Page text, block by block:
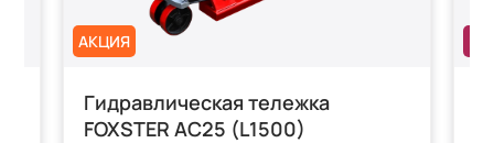
АКЦИЯ
Гидравлическая тележка
FOXSTER AC25 (L1500)